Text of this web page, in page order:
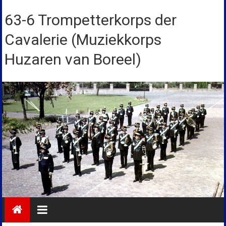
naar
de
inhoud
63-6 Trompetterkorps der
Cavalerie (Muziekkorps
Huzaren van Boreel)